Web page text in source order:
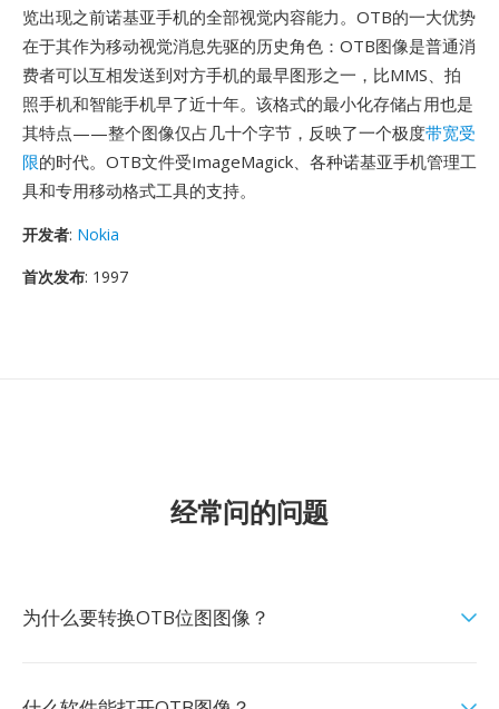
览出现之前诺基亚手机的全部视觉内容能力。OTB的一大优势
在于其作为移动视觉消息先驱的历史角色：OTB图像是普通消
费者可以互相发送到对方手机的最早图形之一，比MMS、拍
照手机和智能手机早了近十年。该格式的最小化存储占用也是
其特点——整个图像仅占几十个字节，反映了一个极度带宽受
限的时代。OTB文件受ImageMagick、各种诺基亚手机管理工
具和专用移动格式工具的支持。
开发者: Nokia
首次发布: 1997
经常问的问题
为什么要转换OTB位图图像？